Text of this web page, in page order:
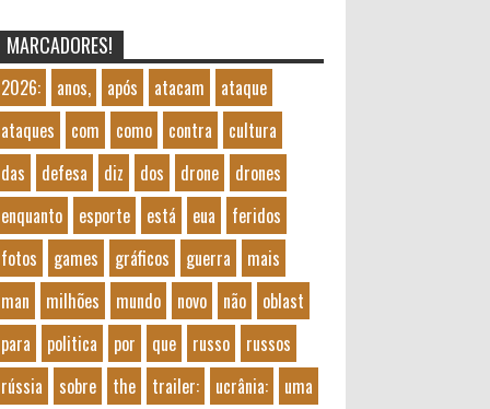
MARCADORES!
2026: anos, após atacam
ataque
ataques
com como contra
cultura
das
defesa diz dos drone
drones
enquanto
esporte está eua
feridos
fotos
games gráficos guerra
mais
man
milhões mundo novo não
oblast
para
politica por que russo
russos
rússia
sobre the trailer: ucrânia:
uma